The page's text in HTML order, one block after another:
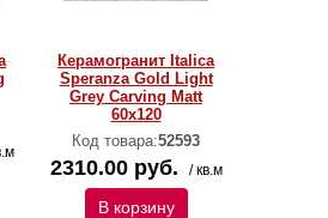
Керамогранит Italica
Speranza Gold Light
Grey Carving Matt
60x120
Код товара:52593
2310.00 руб. / кв.м
В корзину